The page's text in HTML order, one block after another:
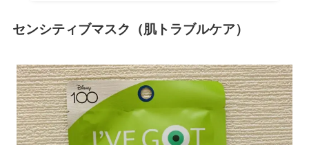
センシティブマスク（肌トラブルケア）